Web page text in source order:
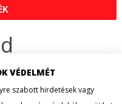
VÉDELMÉT
szabott hirdetések vagy